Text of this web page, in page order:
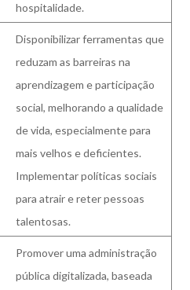
hospitalidade.
Disponibilizar ferramentas que
reduzam as barreiras na
aprendizagem e participação
social, melhorando a qualidade
de vida, especialmente para
mais velhos e deficientes.
Implementar políticas sociais
para atrair e reter pessoas
talentosas.
Promover uma administração
pública digitalizada, baseada